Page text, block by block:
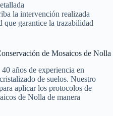
la intervención realizada
garantice la trazabilidad
de Mosaicos de Nolla
años de experiencia en
de suelos. Nuestro
aplicar los protocolos de
de Nolla de manera